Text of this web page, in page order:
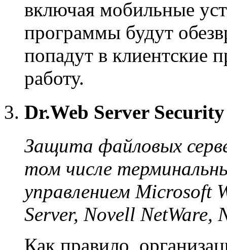
включая мобильные
программы будут
попадут в клиентские
работу.
Dr.Web Server
Защита файловых
том числе
управлением Microsoft
Server, Novell NetWare,
Как правило,